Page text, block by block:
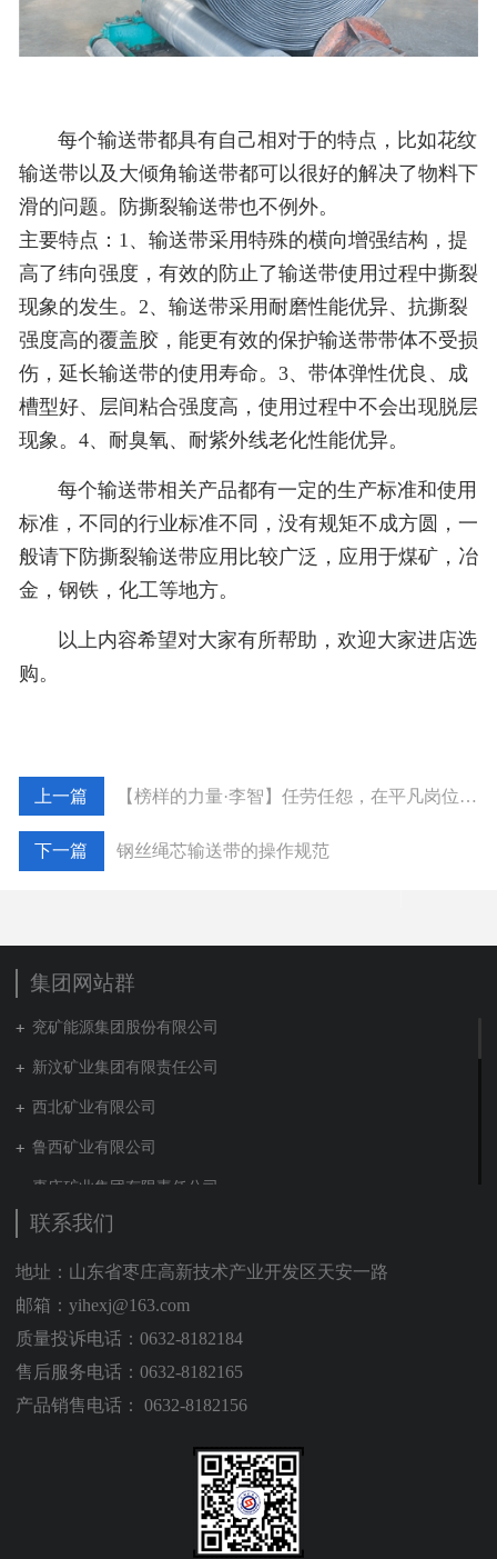
每个输送带都具有自己相对于的特点，比如花纹
输送带以及大倾角输送带都可以很好的解决了物料下
滑的问题。防撕裂输送带也不例外。
主要特点：1、输送带采用特殊的横向增强结构，提
高了纬向强度，有效的防止了输送带使用过程中撕裂
现象的发生。2、输送带采用耐磨性能优异、抗撕裂
强度高的覆盖胶，能更有效的保护输送带带体不受损
伤，延长输送带的使用寿命。3、带体弹性优良、成
槽型好、层间粘合强度高，使用过程中不会出现脱层
现象。4、耐臭氧、耐紫外线老化性能优异。
每个输送带相关产品都有一定的生产标准和使用
标准，不同的行业标准不同，没有规矩不成方圆，一
般请下防撕裂输送带应用比较广泛，应用于煤矿，冶
金，钢铁，化工等地方。
以上内容希望对大家有所帮助，欢迎大家进店选
购。
【榜样的力量·李智】任劳任怨，在平凡岗位上奉献青春
钢丝绳芯输送带的操作规范
集团网站群
兖矿能源集团股份有限公司
新汶矿业集团有限责任公司
西北矿业有限公司
鲁西矿业有限公司
枣庄矿业集团有限责任公司
兖矿新疆能化有限公司
山东泰山地勘集团
新能源集团有限公司
营销贸易公司
山东能源建工集团有限公司
联系我们
地址：山东省枣庄高新技术产业开发区天安一路
邮箱：yihexj@163.com
质量投诉电话：0632-8182184
售后服务电话：0632-8182165
产品销售电话： 0632-8182156